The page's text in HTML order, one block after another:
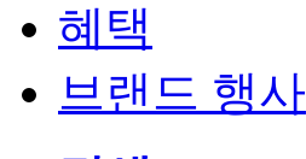
혜택
브랜드 행사